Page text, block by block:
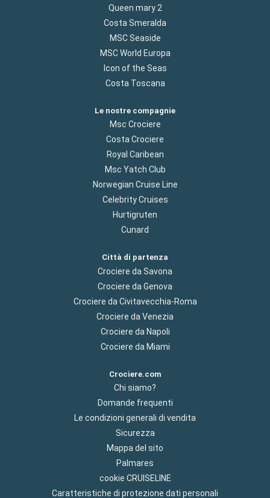
Queen mary 2
Costa Smeralda
MSC Seaside
MSC World Europa
Icon of the Seas
Costa Toscana
Le nostre compagnie
Msc Crociere
Costa Crociere
Royal Caribean
Msc Yatch Club
Norwegian Cruise Line
Celebrity Cruises
Hurtigruten
Cunard
Città di partenza
Crociere da Savona
Crociere da Genova
Crociere da Civitavecchia-Roma
Crociere da Venezia
Crociere da Napoli
Crociere da Miami
Crociere.com
Chi siamo?
Domande frequenti
Le condizioni generali di vendita
Sicurezza
Mappa del sito
Palmares
cookie CRUISELINE
Caratteristiche di protezione dati personali